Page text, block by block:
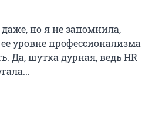
но я не запомнила,
уровне профессионализма
Да, шутка дурная, ведь HR